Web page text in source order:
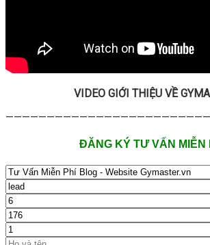
VIDEO GIỚI THIỆU VỀ
ĐĂNG KÝ TƯ VẤN MIỄN